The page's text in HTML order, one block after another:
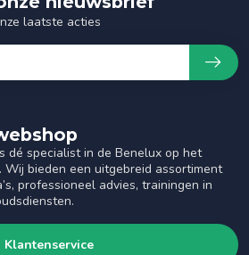
dé specialist in de Benelux op het
Wij bieden een uitgebreid assortiment
professioneel advies, trainingen in
Klantenservice
laatste acties